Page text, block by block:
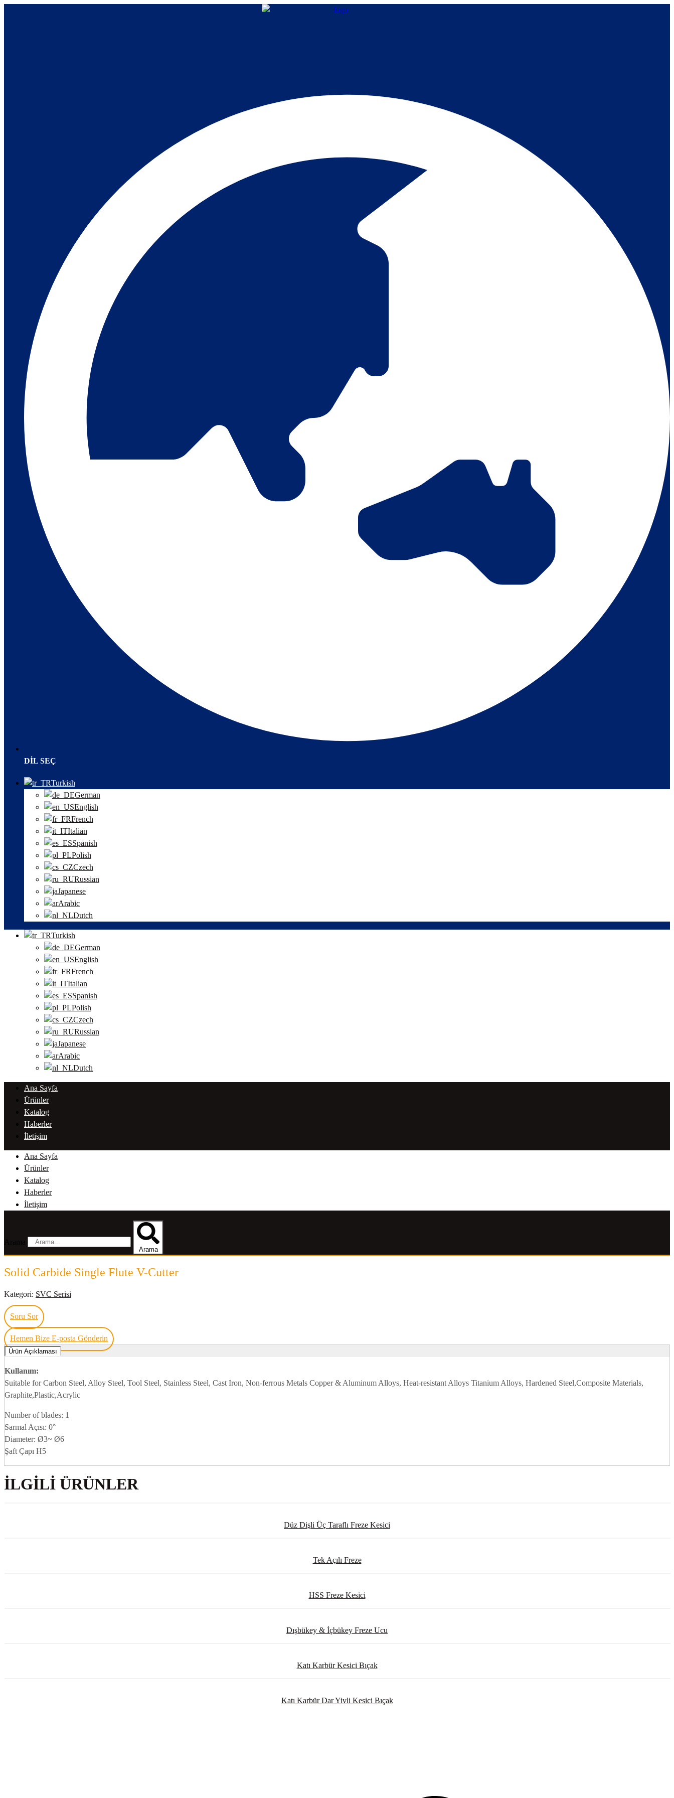
DIL SEÇ
Turkish
German
English
French
Italian
Spanish
Polish
Czech
Russian
Japanese
Arabic
Dutch
Turkish
German
English
French
Italian
Spanish
Polish
Czech
Russian
Japanese
Arabic
Dutch
Ana Sayfa
Ürünler
Katalog
Haberler
İletişim
Ana Sayfa
Ürünler
Katalog
Haberler
İletişim
Arama
Solid Carbide Single Flute V-Cutter
Kategori: SVC Serisi
Soru Sor
Hemen Bize E-posta Gönderin
Ürün Açıklaması
Kullanım:
Suitable for Carbon Steel, Alloy Steel, Tool Steel, Stainless Steel, Cast Iron, Non-ferrous Metals Copper & Aluminum Alloys, Heat-resistant Alloys Titanium Alloys, Hardened Steel,Composite Materials,
Graphite,Plastic,Acrylic
Number of blades: 1
Sarmal Açısı: 0°
Diameter: Ø3~ Ø6
Şaft Çapı H5
İLGILI ÜRÜNLER
Düz Dişli Üç Taraflı Freze Kesici
Tek Açılı Freze
HSS Freze Kesici
Dışbükey & İçbükey Freze Ucu
Katı Karbür Kesici Bıçak
Katı Karbür Dar Yivli Kesici Bıçak